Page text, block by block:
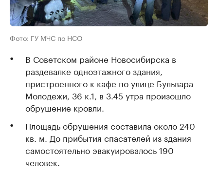
Фото: ГУ МЧС по НСО
В Советском районе Новосибирска в
раздевалке одноэтажного здания,
пристроенного к кафе по улице Бульвара
Молодежи, 36 к.1, в 3.45 утра произошло
обрушение кровли.
Площадь обрушения составила около 240
кв. м. До прибытия спасателей из здания
самостоятельно эвакуировалось 190
человек.